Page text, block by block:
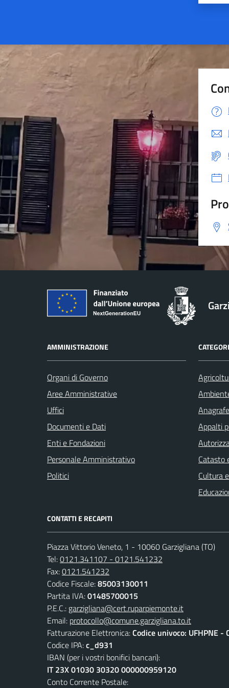
AMMINISTRAZIONE
Organi di Governo
Aree Amministrative
Uffici
Documenti e Dati
Enti e Fondazioni
Personale Amministrativo
Politici
Appalti
Catasto
Cultura
CONTATTI E RECAPITI
Piazza Vittorio Veneto, 1 - 10060 Garzigliana (TO)
Tel:0121.341107 - 0121.541232
Fax:0121.541232
Codice Fiscale:85003130011
Partita IVA:01485700015
P.E.C.: garzigliana@cert.ruparpiemonte.it
Email: protocollo@comune.garzigliana.to.it
Fatturazione Elettronica:Codice univoco: UFHPNE -
Codice IPA:c_d931
IBAN (per i vostri bonifici bancari):
IT 23X 01030 30320 000000959120
Conto Corrente Postale: